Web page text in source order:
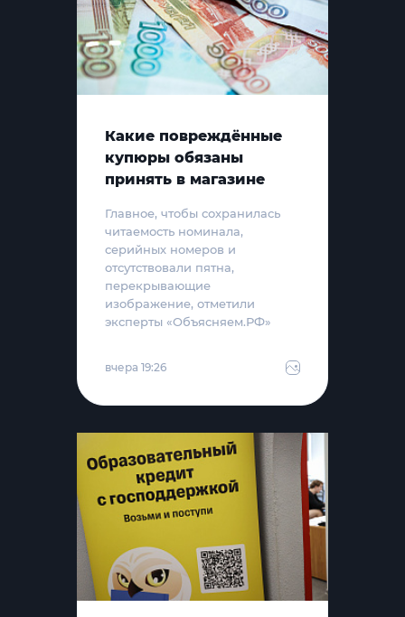
Какие повреждённые
купюры обязаны
принять в магазине
Главное, чтобы сохранилась
читаемость номинала,
серийных номеров и
отсутствовали пятна,
перекрывающие
изображение, отметили
эксперты «Объясняем.РФ»
вчера 19:26